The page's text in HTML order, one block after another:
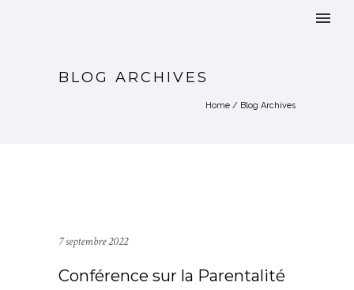
BLOG ARCHIVES
Home / Blog Archives
7 septembre 2022
Conférence sur la Parentalité